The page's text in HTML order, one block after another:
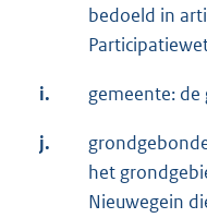
bedoeld in
i. gemeente:
j.
het
Nieuwegein